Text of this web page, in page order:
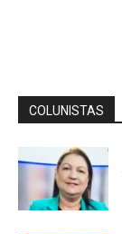
COLUNISTAS